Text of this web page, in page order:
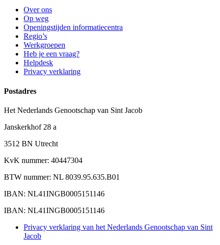
Over ons
Op weg
Openingstijden informatiecentra
Regio’s
Werkgroepen
Heb je een vraag?
Helpdesk
Privacy verklaring
Postadres
Het Nederlands Genootschap van Sint Jacob
Janskerkhof 28 a
3512 BN Utrecht
KvK nummer: 40447304
BTW nummer: NL 8039.95.635.B01
IBAN: NL41INGB0005151146
IBAN: NL41INGB0005151146
Privacy verklaring van het Nederlands Genootschap van Sint
Jacob